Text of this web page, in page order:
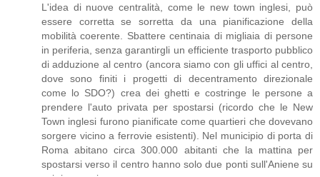
L'idea di nuove centralità, come le new town inglesi, può
essere corretta se sorretta da una pianificazione della
mobilità coerente. Sbattere centinaia di migliaia di persone
in periferia, senza garantirgli un efficiente trasporto pubblico
di adduzione al centro (ancora siamo con gli uffici al centro,
dove sono finiti i progetti di decentramento direzionale
come lo SDO?) crea dei ghetti e costringe le persone a
prendere l'auto privata per spostarsi (ricordo che le New
Town inglesi furono pianificate come quartieri che dovevano
sorgere vicino a ferrovie esistenti). Nel municipio di porta di
Roma abitano circa 300.000 abitanti che la mattina per
spostarsi verso il centro hanno solo due ponti sull'Aniene su